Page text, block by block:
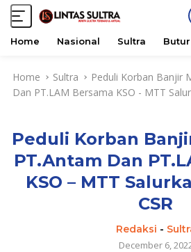
Home Nasional Sultra Butur
Home Sultra
Peduli Korban Banjir
Dan PT.LAM Bersama KSO - MTT
Peduli Korban
PT.Antam Dan
KSO – MTT
CSR
Redaksi -
December 6,